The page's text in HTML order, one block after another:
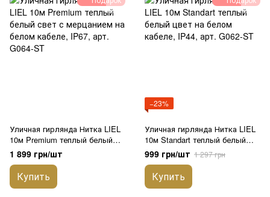
Уличная гирлянда Нитка LIEL
10м Premium теплый белый
свет с мерцанием на белом
кабеле, IP67, арт. G064-ST
1 899 грн/шт
Купить
−23%
Уличная гирлянда Нитка LIEL
10м Standart теплый белый
цвет на белом кабеле, IP44,
арт. G062-ST
999 грн/шт 1 297 грн
Купить